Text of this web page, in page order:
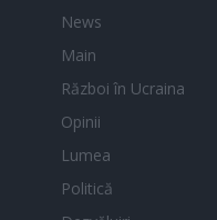
News
Main
Război în Ucraina
Opinii
Lumea
Politică